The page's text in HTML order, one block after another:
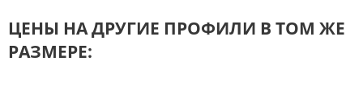
ЦЕНЫ НА ДРУГИЕ ПРОФИЛИ В ТОМ ЖЕ
РАЗМЕРЕ: